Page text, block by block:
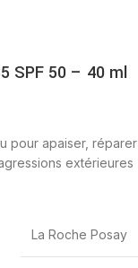
SPF 50 – 40 ml
pour apaiser, réparer
extérieures
La Roche Posay